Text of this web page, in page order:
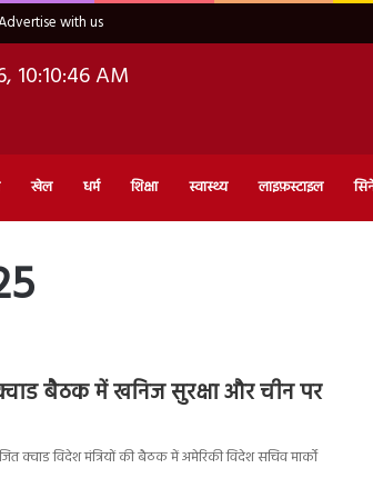
with us
10:10:47 AM
खेल धर्म शिक्षा स्वास्थ्य लाइफ़स्टाइल
बैठक में खनिज सुरक्षा और चीन पर
क्वाड विदेश मंत्रियों की बैठक में अमेरिकी विदेश सचिव मार्को